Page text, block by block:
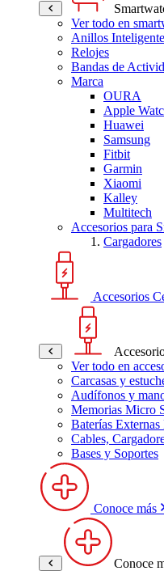
Ver todo en
Anillos
Relojes
Bandas de
Marca
OURA
Apple
Huawei
Samsung
Fitbit
Garmin
Xiaomi
Kalley
Multitech
Accesorios para
Cargadores
Accesorios
Ver todo en
Carcasas y
Audífonos y
Memorias Micro
Baterías
Cables,
Bases y Soportes
Conoce más
Conoce